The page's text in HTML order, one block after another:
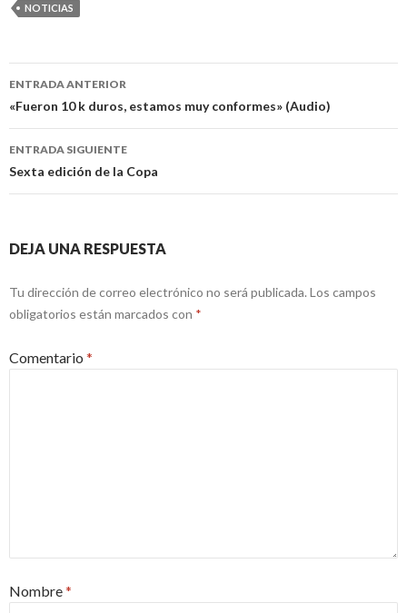
NOTICIAS
Navegación
de
entradas
ENTRADA ANTERIOR
«Fueron 10 k duros, estamos muy conformes» (Audio)
ENTRADA SIGUIENTE
Sexta edición de la Copa
DEJA UNA RESPUESTA
Tu dirección de correo electrónico no será publicada. Los campos
obligatorios están marcados con *
Comentario *
Nombre*